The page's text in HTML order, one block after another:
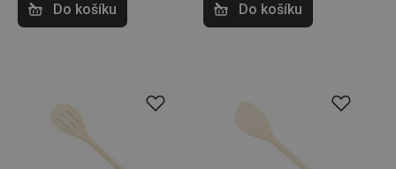
Do košíku Do košíku